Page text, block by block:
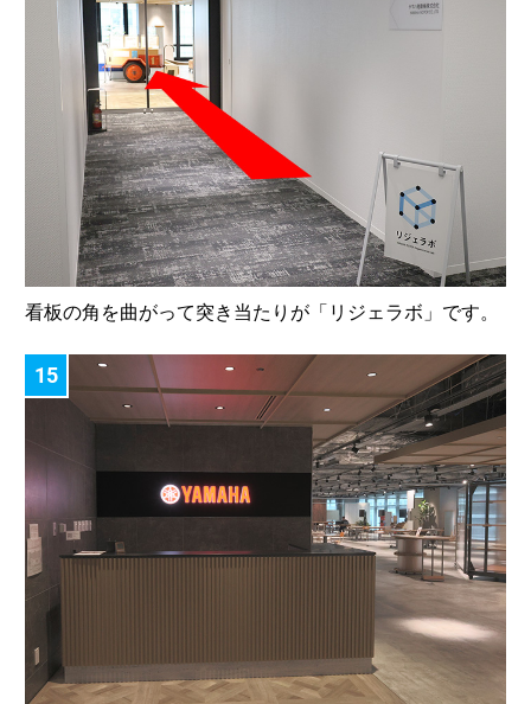
看板の角を曲がって突き当たりが「リジェラボ」です。
15